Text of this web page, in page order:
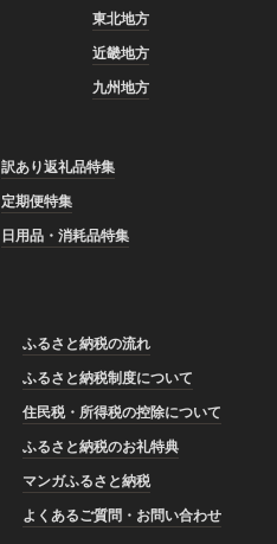
東北地方
近畿地方
九州地方
訳あり返礼品特集
定期便特集
日用品・消耗品特集
ふるさと納税の流れ
ふるさと納税制度について
住民税・所得税の控除について
ふるさと納税のお礼特典
マンガふるさと納税
よくあるご質問・お問い合わせ